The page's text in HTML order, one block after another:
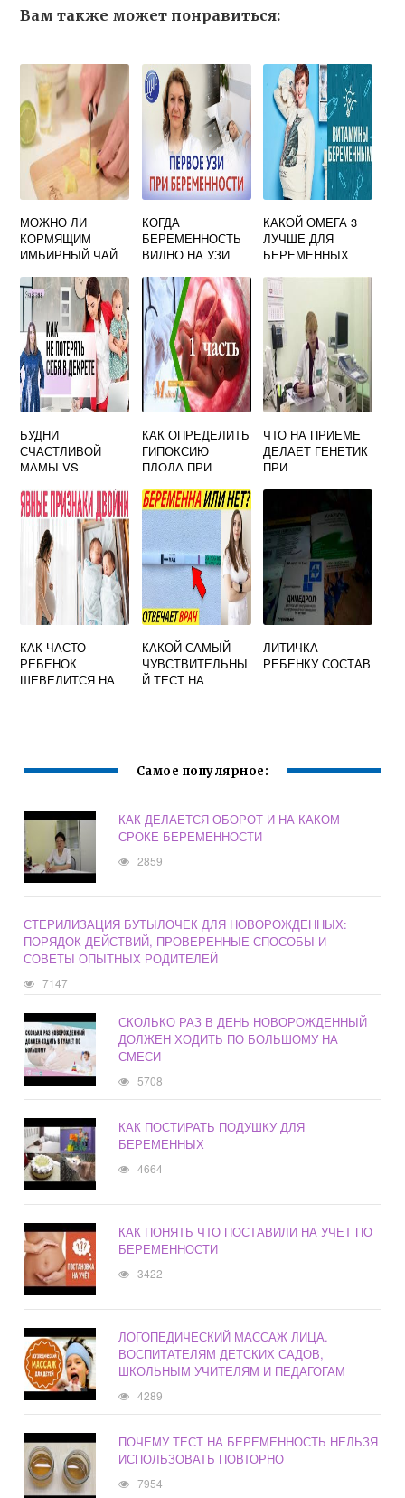
Вам также может понравиться:
МОЖНО ЛИ
КОРМЯЩИМ
ИМБИРНЫЙ ЧАЙ
КОГДА
БЕРЕМЕННОСТЬ
ВИДНО НА УЗИ
КАКОЙ ОМЕГА 3
ЛУЧШЕ ДЛЯ
БЕРЕМЕННЫХ
БУДНИ
СЧАСТЛИВОЙ
МАМЫ VS
ЖЕНЩИНЫ. ИЛИ
КАК НЕ
ПОТЕРЯТЬ СЕБЯ
В ДЕКРЕТЕ ~ Я
HAPPY МАМА
КАК ОПРЕДЕЛИТЬ
ГИПОКСИЮ
ПЛОДА ПРИ
В ТРЕТЬЕМ
ТРИМЕСТРЕ
ЧТО НА ПРИЕМЕ
ДЕЛАЕТ ГЕНЕТИК
ПРИ
КАК ЧАСТО
РЕБЕНОК
ШЕВЕЛИТСЯ НА
КАКОЙ САМЫЙ
ЧУВСТВИТЕЛЬНЫ
Й ТЕСТ НА
ЛИТИЧКА
РЕБЕНКУ СОСТАВ
Самое популярное:
КАК ДЕЛАЕТСЯ ОБОРОТ И НА КАКОМ
СРОКЕ БЕРЕМЕННОСТИ
2859
СТЕРИЛИЗАЦИЯ БУТЫЛОЧЕК ДЛЯ НОВОРОЖДЕННЫХ:
ПОРЯДОК ДЕЙСТВИЙ, ПРОВЕРЕННЫЕ СПОСОБЫ И
СОВЕТЫ ОПЫТНЫХ РОДИТЕЛЕЙ
7147
СКОЛЬКО РАЗ В ДЕНЬ НОВОРОЖДЕННЫЙ
ДОЛЖЕН ХОДИТЬ ПО БОЛЬШОМУ НА
СМЕСИ
5708
КАК ПОСТИРАТЬ ПОДУШКУ ДЛЯ
БЕРЕМЕННЫХ
4664
КАК ПОНЯТЬ ЧТО ПОСТАВИЛИ НА УЧЕТ ПО
БЕРЕМЕННОСТИ
3422
ЛОГОПЕДИЧЕСКИЙ МАССАЖ ЛИЦА.
ВОСПИТАТЕЛЯМ ДЕТСКИХ САДОВ,
ШКОЛЬНЫМ УЧИТЕЛЯМ И ПЕДАГОГАМ
4289
ПОЧЕМУ ТЕСТ НА БЕРЕМЕННОСТЬ НЕЛЬЗЯ
ИСПОЛЬЗОВАТЬ ПОВТОРНО
7954